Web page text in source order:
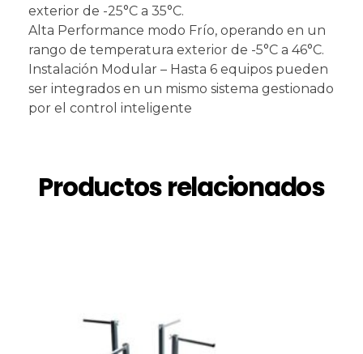
exterior de -25°C a 35°C.
Alta Performance modo Frío, operando en un
rango de temperatura exterior de -5°C a 46°C.
Instalación Modular – Hasta 6 equipos pueden
ser integrados en un mismo sistema gestionado
por el control inteligente
Productos relacionados